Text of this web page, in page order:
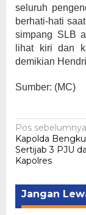
seluruh
berhati-hati
simpang SLB
lihat kiri dan
demikian
Sumber: (MC)
Navigasi
pos
Pos sebelumnya
Kapolda
Sertijab 3 PJU
Kapolres
Jangan